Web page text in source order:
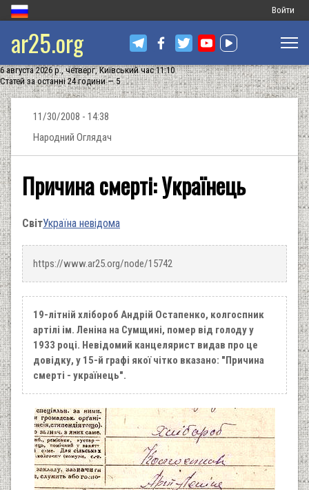
Меню
запису
Войти
ar25.org
6 августа 2026 р., четверг, Київський час 11:10
Статей за останні 24 години — 5
11/30/2008 - 14:38
Народний Оглядач
Причина смерті: Українець
СвітУкраїна невідома
https://www.ar25.org/node/15742
19-літній хлібороб Андрій Остапенко, колгоспник
артілі ім. Леніна на Сумщині, помер від голоду у
1933 році. Невідомий канцелярист видав про це
довідку, у 15-й графі якої чітко вказано: "Причина
смерті - українець".